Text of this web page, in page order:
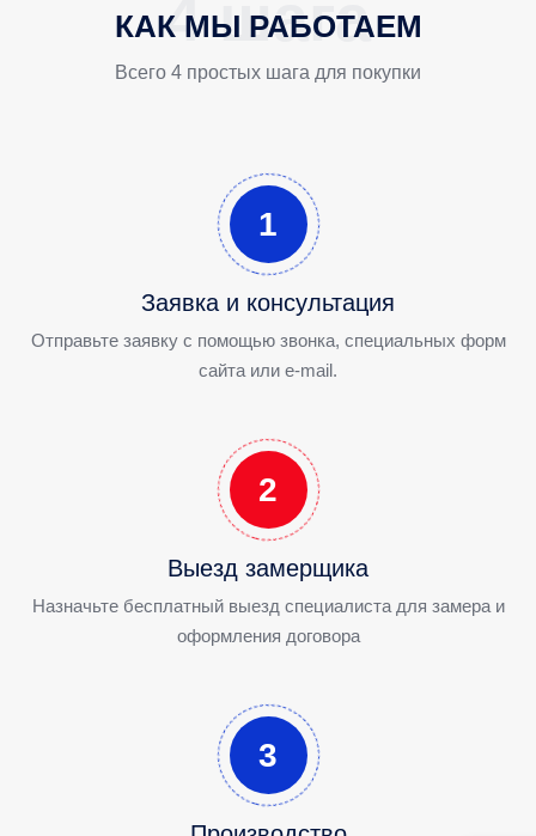
КАК МЫ РАБОТАЕМ
Всего 4 простых шага для покупки
1
Заявка и консультация
Отправьте заявку с помощью звонка, специальных форм
сайта или e-mail.
2
Выезд замерщика
Назначьте бесплатный выезд специалиста для замера и
оформления договора
3